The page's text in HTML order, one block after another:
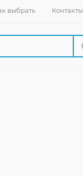
выбрать Контакты